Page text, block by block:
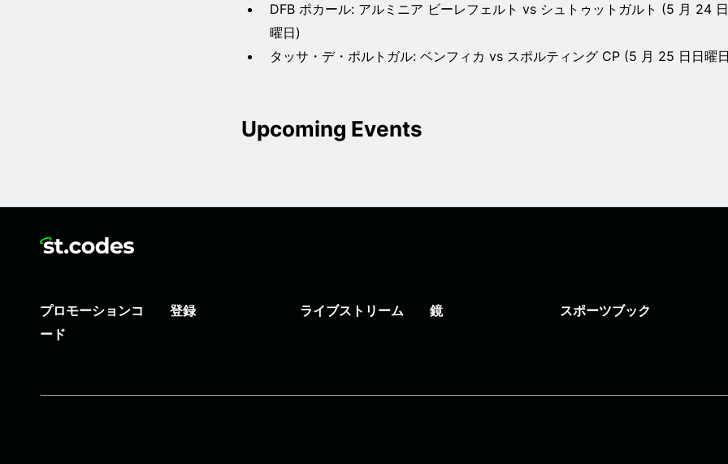
DFB ポカール: アルミニア ビーレフェルト vs シュトゥットガルト (5 月 24
曜日)
タッサ・デ・ポルトガル: ベンフィカ vs スポルティング CP (5 月 25 日日曜
Upcoming Events
プロモーションコ
ード
登録 ライブストリーム 鏡 スポーツブック